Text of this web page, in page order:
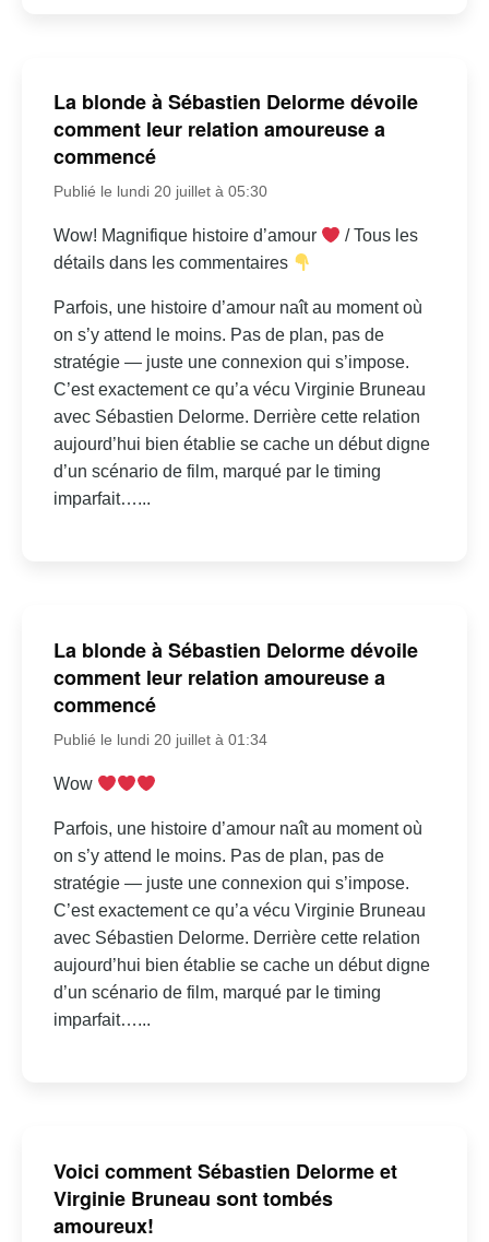
La blonde à Sébastien Delorme dévoile
comment leur relation amoureuse a
commencé
Publié le lundi 20 juillet à 05:30
Wow! Magnifique histoire d’amour
/ Tous les
détails dans les commentaires
Parfois, une histoire d’amour naît au moment où
on s’y attend le moins. Pas de plan, pas de
stratégie — juste une connexion qui s’impose.
C’est exactement ce qu’a vécu Virginie Bruneau
avec Sébastien Delorme. Derrière cette relation
aujourd’hui bien établie se cache un début digne
d’un scénario de film, marqué par le timing
imparfait…...
La blonde à Sébastien Delorme dévoile
comment leur relation amoureuse a
commencé
Publié le lundi 20 juillet à 01:34
Wow
Parfois, une histoire d’amour naît au moment où
on s’y attend le moins. Pas de plan, pas de
stratégie — juste une connexion qui s’impose.
C’est exactement ce qu’a vécu Virginie Bruneau
avec Sébastien Delorme. Derrière cette relation
aujourd’hui bien établie se cache un début digne
d’un scénario de film, marqué par le timing
imparfait…...
Voici comment Sébastien Delorme et
Virginie Bruneau sont tombés
amoureux!